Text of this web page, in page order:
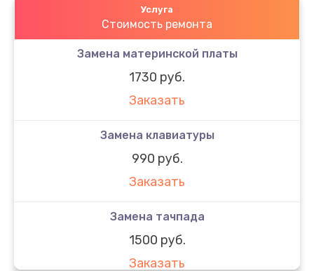
Услуга
Стоимость ремонта
Замена материнской платы
1730 руб.
Заказать
Замена клавиатуры
990 руб.
Заказать
Замена тачпада
1500 руб.
Заказать